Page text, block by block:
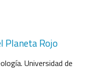
Planeta Rojo
Universidad de